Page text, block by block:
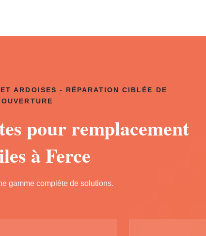
ARDOISES - RÉPARATION CIBLÉE DE
pour remplacement
à Ferce
gamme complète de solutions.